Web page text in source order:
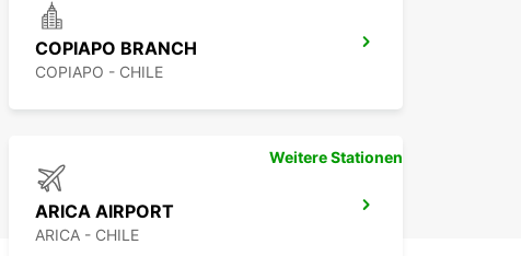
COPIAPO BRANCH
COPIAPO - CHILE
ARICA AIRPORT
ARICA - CHILE
Weitere Stationen